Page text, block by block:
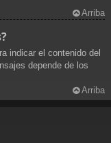
Arriba
indicar el contenido del
depende de los
Arriba